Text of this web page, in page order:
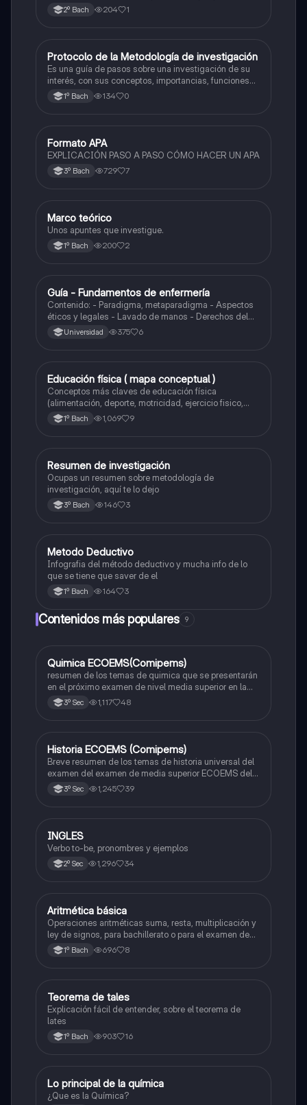
2º Bach 204 1
Metodología de la investigación
Protocolo de la Metodología de investigación
Es una guía de pasos sobre una investigación de su
interés, con sus conceptos, importancias, funciones
entre otras cosas.
1º Bach 134 0
Metodología de la investigación
Formato APA
EXPLICACIÓN PASO A PASO CÓMO HACER UN APA
3º Bach 729 7
Metodología de la investigación
Marco teórico
Unos apuntes que investigue.
1º Bach 200 2
Biología
Guía - Fundamentos de enfermería
Contenido: - Paradigma, metaparadigma - Aspectos
éticos y legales - Lavado de manos - Derechos del
paciente y de la enfermera - Calzado de guantes -
Asepsia y Antisepsia
Universidad 375 6
Metodología de la investigación
Educación física ( mapa conceptual )
Conceptos más claves de educación física
(alimentación, deporte, motricidad, ejercicio fisico,
actividad física, educación física).
1º Bach 1,069 9
Metodología de la investigación
Resumen de investigación
Ocupas un resumen sobre metodología de
investigación, aquí te lo dejo
3º Bach 146 3
Metodología de la investigación
Metodo Deductivo
Infografia del método deductivo y mucha info de lo
que se tiene que saver de el
1º Bach 164 3
Contenidos más populares 9
Química
Quimica ECOEMS(Comipems)
resumen de los temas de quimica que se presentarán
en el próximo examen de nivel media superior en la
zona metropolitana de el valle de México
3º Sec 1,117 48
Historia
Historia ECOEMS (Comipems)
Breve resumen de los temas de historia universal del
examen del examen de media superior ECOEMS del
valle de México
3º Sec 1,245 39
Inglés
INGLES
Verbo to-be, pronombres y ejemplos
2º Sec 1,296 34
Matemáticas
Aritmética básica
Operaciones aritméticas suma, resta, multiplicación y
ley de signos, para bachillerato o para el examen de
admisión a la universidad
1º Bach 696 8
Matemáticas
Teorema de tales
Explicación fácil de entender, sobre el teorema de
lates
1º Bach 903 16
Química
Lo principal de la química
¿Que es la Química?